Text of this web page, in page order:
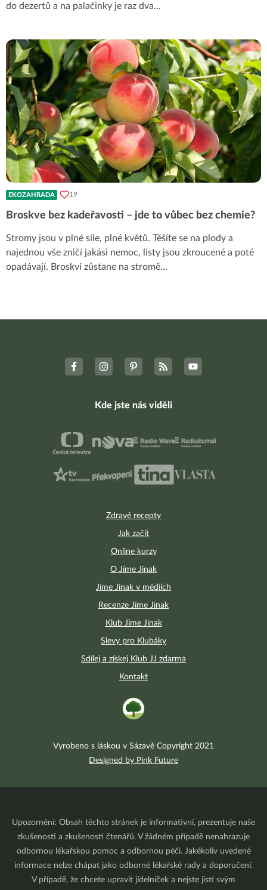
do dezertů a na palačinky je raz dva...
EKOZAHRADA 19
Broskve bez kadeřavosti – jde to vůbec bez chemie?
Stromy jsou v plné síle, plné květů. Těšíte se na plody a
najednou vše zničí jakási nemoc, listy jsou zkroucené a poté
opadávají. Broskví zůstane na stromě...
Zdravé recepty
Jak začít
Online kurzy
O Jíme Jinak
Jíme Jinak v médiích
Recenze Jíme Jinak
Klub Jíme Jinak
Slevy pro Klubáky
Sdílej a získej Klub JJ zdarma
Kontakt
Kde jste nás viděli
Vyrobeno s láskou v Sázavě Copyright 2021
Designed by Pink Future
Upozornění: Obsah těchto stránek je informativní, prezentuje naše
zkušenosti a zkušenosti čtenářů. V žádném případě nenahrazuje
odbornou lékařskou pomoc a odbornou péči. Jakékoliv uvedené
informace nelze chápat jako odborné lékařské rady a doporučení.
V případě, že chcete upravit jídelníček a nejste jistí svým